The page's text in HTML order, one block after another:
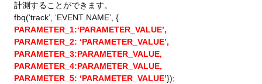
計測することができます。
fbq(‘track’, ‘EVENT NAME’, {
PARAMETER_1:‘PARAMETER_VALUE’,
PARAMETER_2: ‘PARAMETER_VALUE’,
PARAMETER_3:PARAMETER_VALUE,
PARAMETER_4:PARAMETER_VALUE,
PARAMETER_5: ‘PARAMETER_VALUE’});